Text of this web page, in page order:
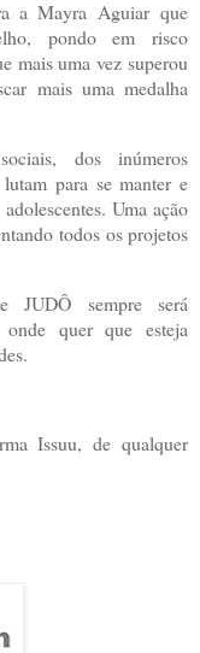
a Mayra Aguiar que
pondo em risco
mais uma vez superou
mais uma medalha
dos inúmeros
para se manter e
Uma ação
todos os projetos
JUDÔ sempre será
quer que esteja
Issuu, de qualquer